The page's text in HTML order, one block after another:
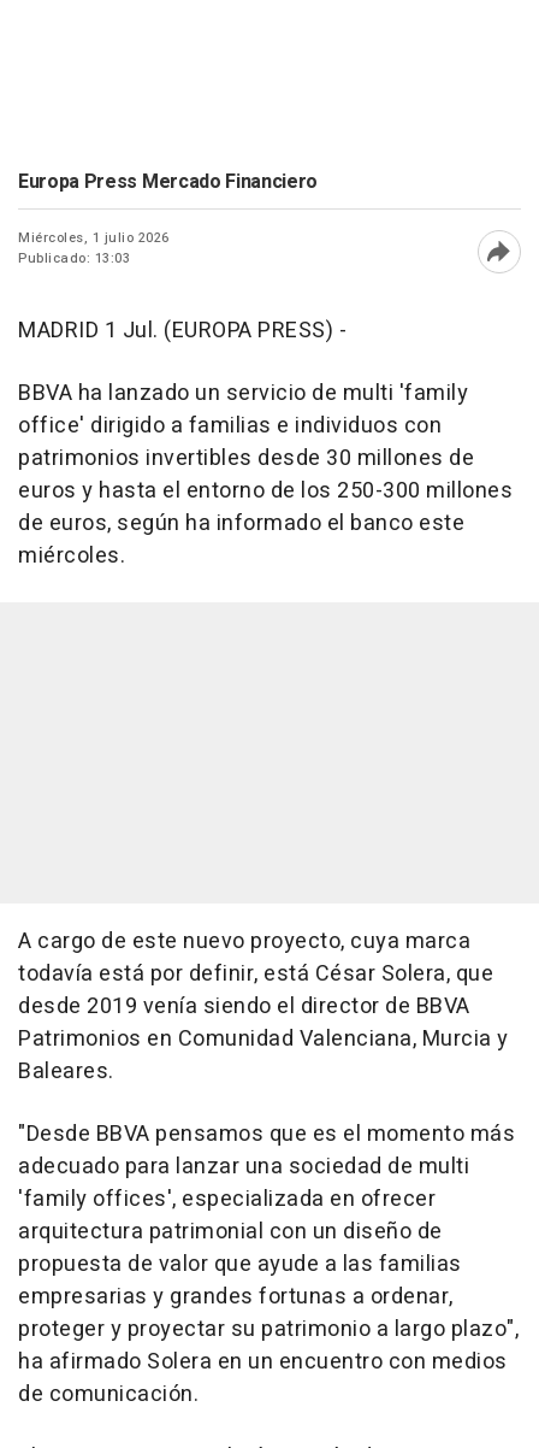
Europa Press Mercado Financiero
Miércoles, 1 julio 2026
Publicado: 13:03
MADRID 1 Jul. (EUROPA PRESS) -
BBVA ha lanzado un servicio de multi 'family
office' dirigido a familias e individuos con
patrimonios invertibles desde 30 millones de
euros y hasta el entorno de los 250-300 millones
de euros, según ha informado el banco este
miércoles.
A cargo de este nuevo proyecto, cuya marca
todavía está por definir, está César Solera, que
desde 2019 venía siendo el director de BBVA
Patrimonios en Comunidad Valenciana, Murcia y
Baleares.
"Desde BBVA pensamos que es el momento más
adecuado para lanzar una sociedad de multi
'family offices', especializada en ofrecer
arquitectura patrimonial con un diseño de
propuesta de valor que ayude a las familias
empresarias y grandes fortunas a ordenar,
proteger y proyectar su patrimonio a largo plazo",
ha afirmado Solera en un encuentro con medios
de comunicación.